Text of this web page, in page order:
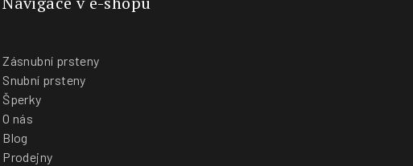
Zásnubní prsteny
Snubní prsteny
Šperky
O nás
Blog
Prodejny